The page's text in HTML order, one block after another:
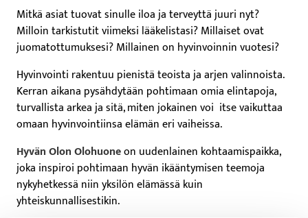
Mitkä asiat tuovat sinulle iloa ja terveyttä juuri nyt?
Milloin tarkistutit viimeksi lääkelistasi? Millaiset ovat
juomatottumuksesi? Millainen on hyvinvoinnin vuotesi?
Hyvinvointi rakentuu pienistä teoista ja arjen valinnoista.
Kerran aikana pysähdytään pohtimaan omia elintapoja,
turvallista arkea ja sitä, miten jokainen voi itse vaikuttaa
omaan hyvinvointiinsa elämän eri vaiheissa.
Hyvän Olon Olohuoneon uudenlainen kohtaamispaikka,
joka inspiroi pohtimaan hyvän ikääntymisen teemoja
nykyhetkessä niin yksilön elämässä kuin
yhteiskunnallisestikin.